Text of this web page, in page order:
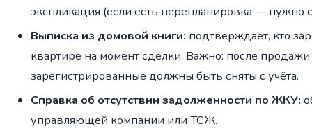
экспликация (если есть перепланировка — нужно
Выписка из домовой книги: подтверждает, кто
квартире на момент сделки. Важно: после продажи
зарегистрированные должны быть сняты с учёта.
Справка об отсутствии задолженности по ЖКУ:
управляющей компании или ТСЖ.